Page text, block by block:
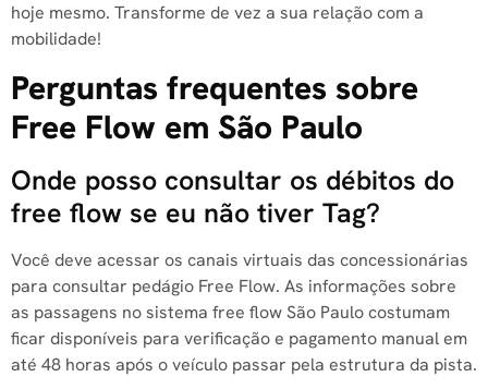
hoje mesmo. Transforme de vez a sua relação com a
mobilidade!
Perguntas frequentes sobre
Free Flow em São Paulo
Onde posso consultar os débitos do
free flow se eu não tiver Tag?
Você deve acessar os canais virtuais das concessionárias
para consultar pedágio Free Flow. As informações sobre
as passagens no sistema free flow São Paulo costumam
ficar disponíveis para verificação e pagamento manual em
até 48 horas após o veículo passar pela estrutura da pista.